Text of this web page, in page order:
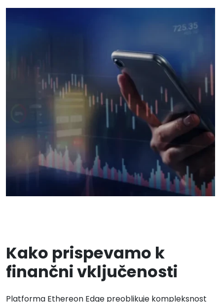
Kako prispevamo k
finančni vključenosti
Platforma Ethereon Edge preoblikuje kompleksnost